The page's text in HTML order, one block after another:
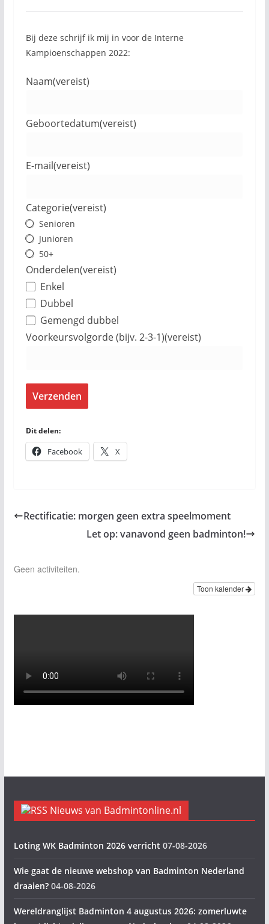
Bij deze schrijf ik mij in voor de Interne
Kampioenschappen 2022:
Naam(vereist)
Geboortedatum(vereist)
E-mail(vereist)
Categorie(vereist)
Senioren
Junioren
50+
Onderdelen(vereist)
Enkel
Dubbel
Gemengd dubbel
Voorkeursvolgorde (bijv. 2-3-1)(vereist)
Verzenden
Dit delen:
Facebook X
Rectificatie: morgen geen extra speelmoment
Let op: vanavond geen badminton!
Geen activiteiten.
Toon kalender
Nieuws van Badmintonline.nl
Loting WK Badminton 2026 verricht 07-08-2026
Wie gaat de nieuwe webshop van Badminton Nederland
draaien? 04-08-2026
Wereldranglijst Badminton 4 augustus 2026: zomerluwte